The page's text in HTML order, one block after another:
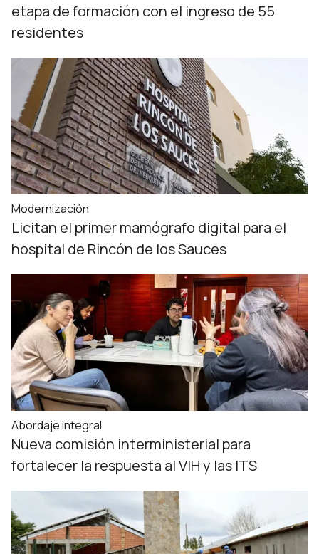
etapa de formación con el ingreso de 55
residentes
Modernización
Licitan el primer mamógrafo digital para el
hospital de Rincón de los Sauces
Abordaje integral
Nueva comisión interministerial para
fortalecer la respuesta al VIH y las ITS